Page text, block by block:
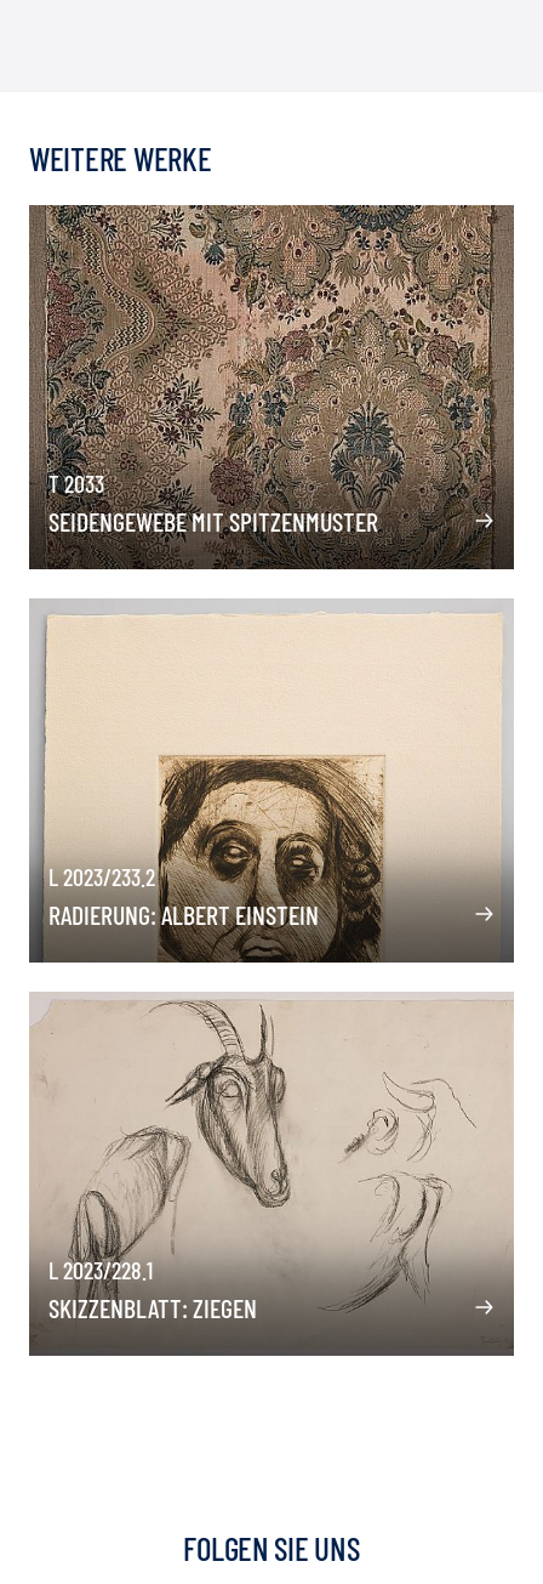
WEITERE WERKE
T 2033
SEIDENGEWEBE MIT SPITZENMUSTER
L 2023/233.2
RADIERUNG: ALBERT EINSTEIN
L 2023/228.1
SKIZZENBLATT: ZIEGEN
FOLGEN SIE UNS